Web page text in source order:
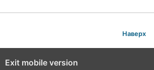
Наверх
Exit mobile version